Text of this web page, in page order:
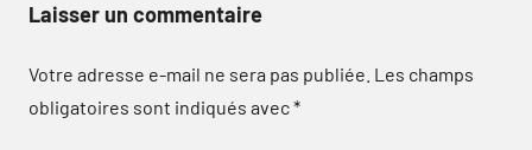
Laisser un commentaire
Votre adresse e-mail ne sera pas publiée. Les champs
obligatoires sont indiqués avec*